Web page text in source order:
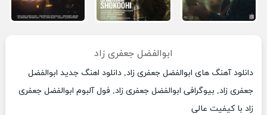
ابوالفضل جعفری زاد
دانلود آهنگ های ابوالفضل جعفری زاد, دانلود اهنگ جدید ابوالفضل
جعفری زاد, بیوگرافی ابوالفضل جعفری زاد, فول آلبوم ابوالفضل جعفری
زاد با کیفیت عالی